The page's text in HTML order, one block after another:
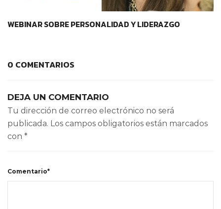
WEBINAR SOBRE PERSONALIDAD Y LIDERAZGO
0 COMENTARIOS
DEJA UN COMENTARIO
Tu dirección de correo electrónico no será
publicada. Los campos obligatorios están marcados
con *
Comentario*